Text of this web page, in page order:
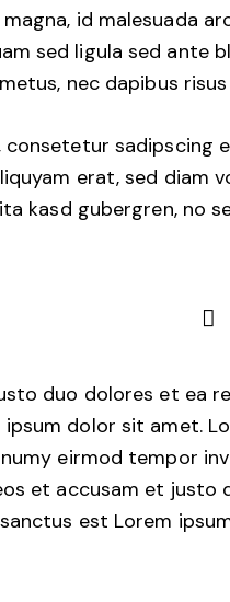
id malesuada
sed ligula sed
nec dapibus
sadipscing
erat, sed diam
kasd gubergren, no
duo dolores et ea
dolor sit amet.
eirmod tempor
et accusam et
est Lorem